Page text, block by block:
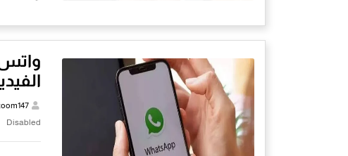
واتس
Disabled